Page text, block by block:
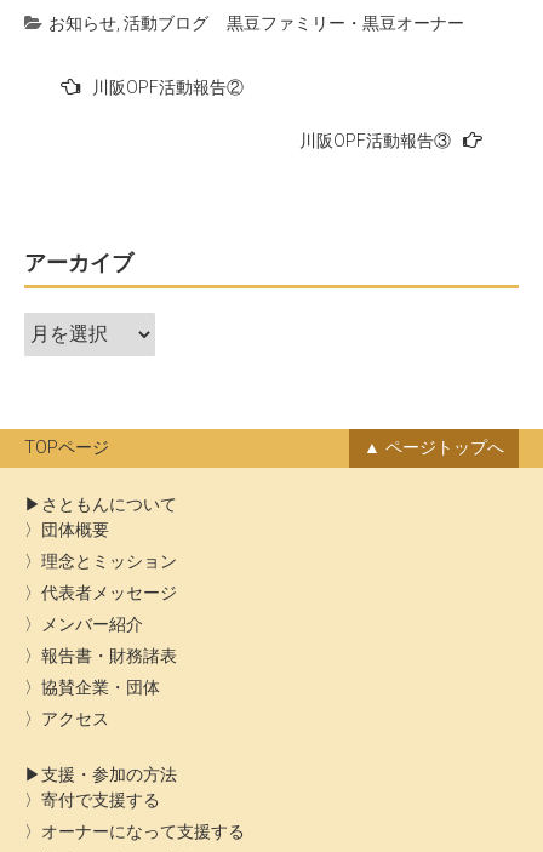
お知らせ, 活動ブログ 黒豆ファミリー・黒豆オーナー
ー
シ
ョ
川阪OPF活動報告②
川阪OPF活動報告③
アーカイブ
ア
ー
ブ
TOPページ ページトップへ
さともんについて
団体概要
理念とミッション
代表者メッセージ
メンバー紹介
報告書・財務諸表
協賛企業・団体
アクセス
支援・参加の方法
寄付で支援する
オーナーになって支援する